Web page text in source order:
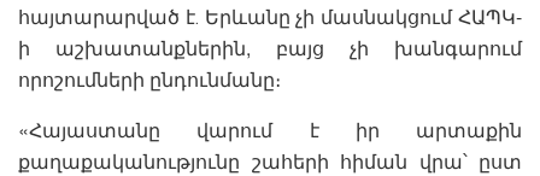
հայտարարված է․ Երևանը չի մասնակցում ՀԱՊԿ-
ի աշխատանքներին, բայց չի խանգարում
որոշումների ընդունմանը։
«Հայաստանը վարում է իր արտաքին
քաղաքականությունը շահերի հիման վրա՝ ըստ